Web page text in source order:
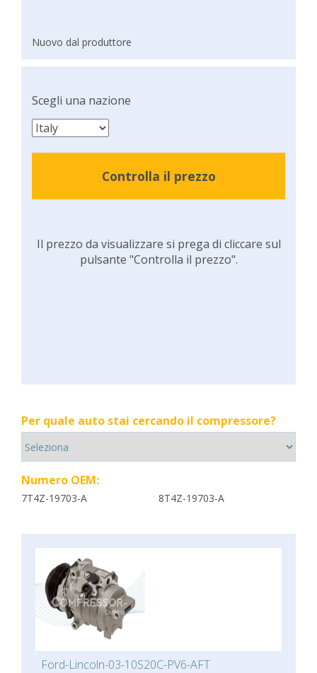
Nuovo dal produttore
Scegli una nazione
Controlla il prezzo
Il prezzo da visualizzare si prega di cliccare sul
pulsante "Controlla il prezzo".
Per quale auto stai cercando il compressore?
Numero OEM:
7T4Z-19703-A 8T4Z-19703-A
Ford-Lincoln-03-10S20C-PV6-AFT